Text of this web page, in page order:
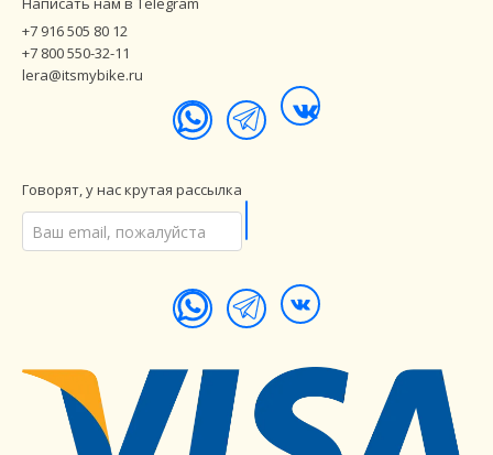
+7 916 505 80 12
+7 800 550-32-11
lera@itsmybike.ru
Говорят, у нас крутая рассылка